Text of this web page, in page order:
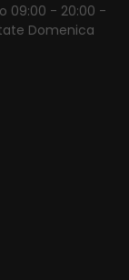
09:00 - 20:00 -
Domenica